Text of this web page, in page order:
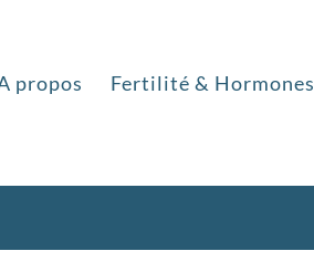
propos Fertilité & Hormones